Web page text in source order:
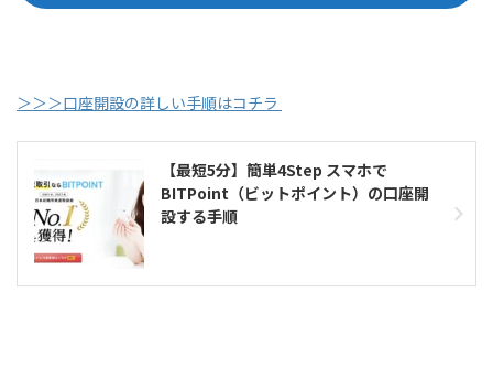
＞＞＞口座開設の詳しい手順はコチラ
【最短5分】簡単4Step スマホで
BITPoint（ビットポイント）の口座開
設する手順